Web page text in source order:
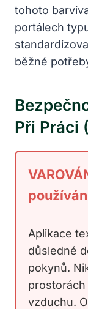
tohoto
portálech
běžné
Při Práci
Aplikace
důsledné
pokynů.
vzduchu.